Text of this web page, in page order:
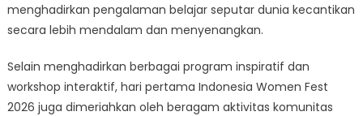
menghadirkan pengalaman belajar seputar dunia kecantikan
secara lebih mendalam dan menyenangkan.
Selain menghadirkan berbagai program inspiratif dan
workshop interaktif, hari pertama Indonesia Women Fest
2026 juga dimeriahkan oleh beragam aktivitas komunitas